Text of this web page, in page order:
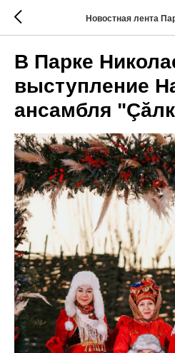
Новостная лента
В Парке
выступление
ансамбля